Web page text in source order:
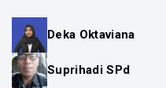
Deka Oktaviana
Suprihadi SPd